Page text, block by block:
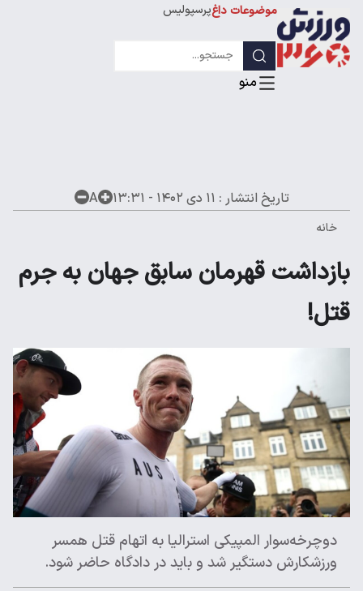
موضوعات داغپرسپولیس
لیگ قهرمانان
تاریخ انتشار : ۱۱ دی ۱۴۰۲ - ۱۳:۳۱ A
خانه
بازداشت قهرمان سابق جهان به جرم
قتل!
دوچرخه‌سوار المپیکی استرالیا به اتهام قتل همسر
ورزشکارش دستگیر شد و باید در دادگاه حاضر شود.